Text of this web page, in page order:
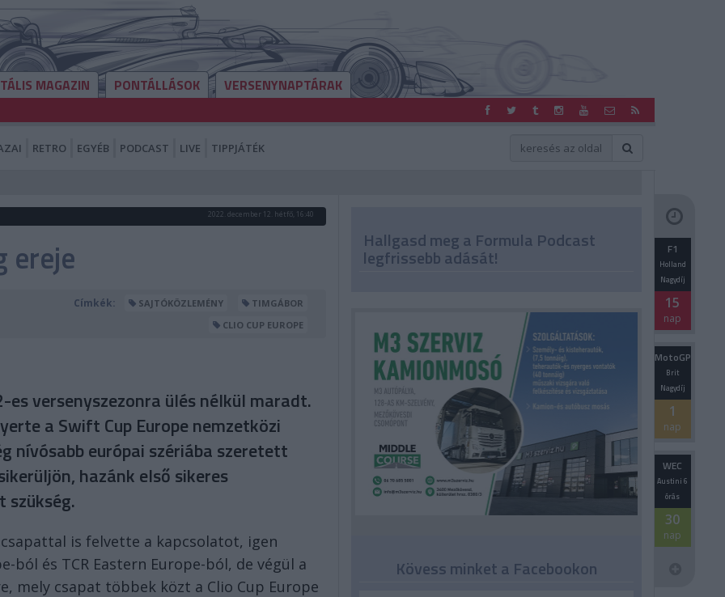
MAGAZIN PONTÁLLÁSOK VERSENYNAPTÁRAK
RETRO EGYÉB PODCAST LIVE TIPPJÁTÉK
2022. december 12. hétfő, 16:40
ereje
Címkék: SAJTÓKÖZLEMÉNY
TIMGÁBOR
CLIO CUP EUROPE
es versenyszezonra ülés nélkül maradt.
a Swift Cup Europe nemzetközi
nívósabb európai szériába szeretett
hazánk első sikeres
is felvette a kapcsolatot, igen
ból és TCR Eastern Europe-ból, de végül a
mely csapat többek közt a Clio Cup Europe
Hallgasd meg a Formula Podcast
legfrissebb adását! F1
Holland
Nagydíj
15
nap
MotoGP
Brit
Nagydíj
1
nap
WEC
Austini 6
órás
30
nap
Kövess minket a Facebookon